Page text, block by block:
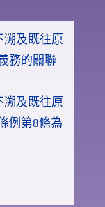
溯及既往原
務的關聯
溯及既往原
例第8條為